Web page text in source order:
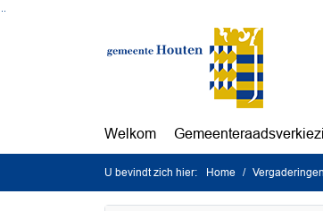
Welkom
U bevindt zich hier: Home Vergaderingen